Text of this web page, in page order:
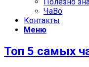
ЧаВо
Контакты
Меню
Топ 5 самых